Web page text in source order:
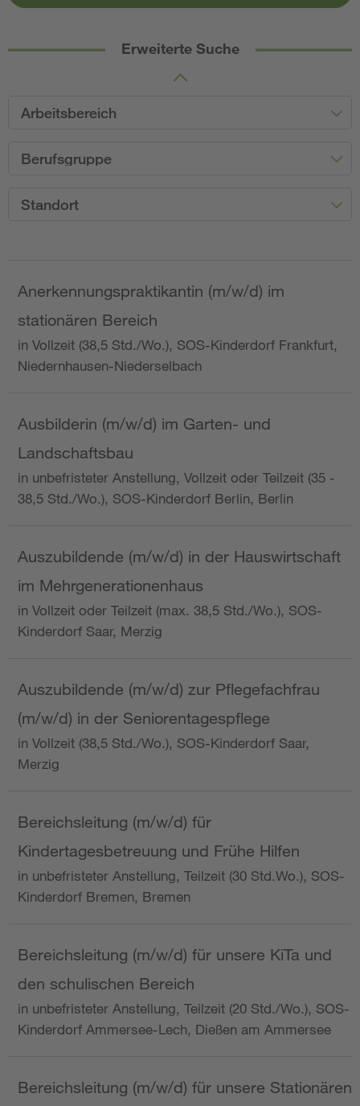
Erweiterte Suche
Arbeitsbereich
Berufsgruppe
Standort
Anerkennungspraktikantin (m/w/d) im
stationären Bereich
in Vollzeit (38,5 Std./Wo.), SOS-Kinderdorf Frankfurt,
Niedernhausen-Niederselbach
Ausbilderin (m/w/d) im Garten- und
Landschaftsbau
in unbefristeter Anstellung, Vollzeit oder Teilzeit (35 -
38,5 Std./Wo.), SOS-Kinderdorf Berlin, Berlin
Auszubildende (m/w/d) in der Hauswirtschaft
im Mehrgenerationenhaus
in Vollzeit oder Teilzeit (max. 38,5 Std./Wo.), SOS-
Kinderdorf Saar, Merzig
Auszubildende (m/w/d) zur Pflegefachfrau
(m/w/d) in der Seniorentagespflege
in Vollzeit (38,5 Std./Wo.), SOS-Kinderdorf Saar,
Merzig
Bereichsleitung (m/w/d) für
Kindertagesbetreuung und Frühe Hilfen
in unbefristeter Anstellung, Teilzeit (30 Std.Wo.), SOS-
Kinderdorf Bremen, Bremen
Bereichsleitung (m/w/d) für unsere KiTa und
den schulischen Bereich
in unbefristeter Anstellung, Teilzeit (20 Std./Wo.), SOS-
Kinderdorf Ammersee-Lech, Dießen am Ammersee
Bereichsleitung (m/w/d) für unsere Stationären